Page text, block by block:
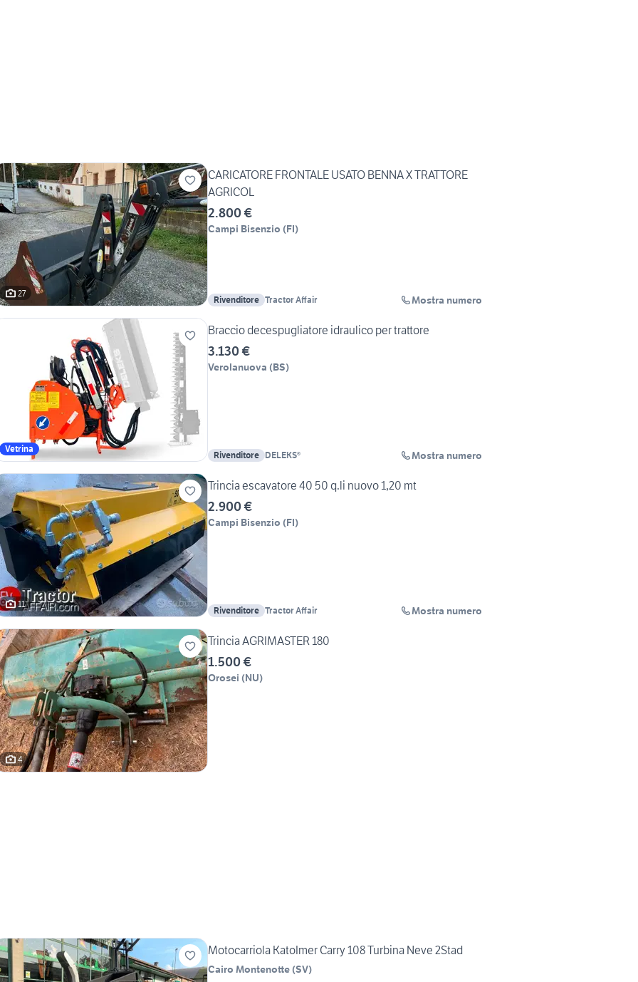
27
CARICATORE FRONTALE USATO BENNA X TRATTORE
AGRICOL
2.800 €
Campi Bisenzio (FI)
Rivenditore Tractor Affair Mostra numero
Vetrina
Braccio decespugliatore idraulico per trattore
3.130 €
Verolanuova (BS)
Rivenditore DELEKS® Mostra numero
11
Trincia escavatore 40 50 q.li nuovo 1,20 mt
2.900 €
Campi Bisenzio (FI)
Rivenditore Tractor Affair Mostra numero
4
Trincia AGRIMASTER 180
1.500 €
Orosei (NU)
Motocarriola KatoImer Carry 108 Turbina Neve 2Stad
Cairo Montenotte (SV)